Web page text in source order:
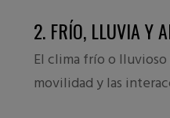
2. FRÍO, LLUVIA Y
El clima frío o
movilidad y las